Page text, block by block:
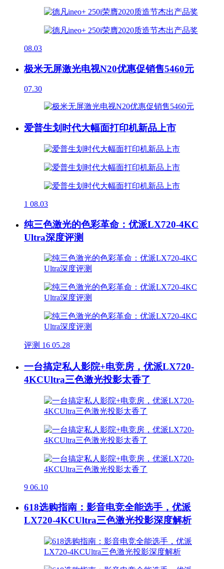
08.03
极米无屏激光电视N20优惠促销售5460元
07.30
爱普生划时代大幅面打印机新品上市
1 08.03
纯三色激光的色彩革命：优派LX720-4KC
Ultra深度评测
评测 16 05.28
一台搞定私人影院+电竞房，优派LX720-
4KCUltra三色激光投影太香了
9 06.10
618选购指南：影音电竞全能选手，优派
LX720-4KCUltra三色激光投影深度解析